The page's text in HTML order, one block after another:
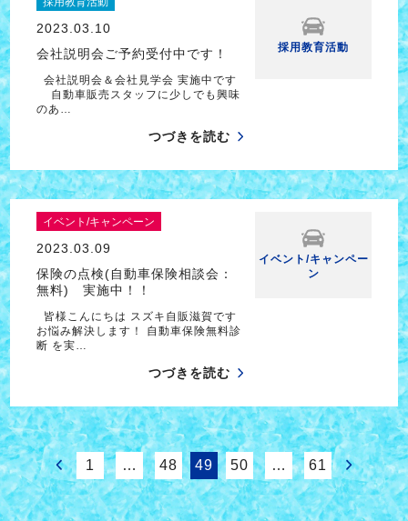
2023.03.10
会社説明会ご予約受付中です！
会社説明会＆会社見学会 実施中です
自動車販売スタッフに少しでも興味
のあ…
つづきを読む
採用教育活動
イベント/キャンペーン
2023.03.09
保険の点検(自動車保険相談会：
無料) 実施中！！
皆様こんにちは スズキ自販滋賀です
お悩み解決します！ 自動車保険無料診
断 を実…
つづきを読む
イベント/キャンペー
ン
1 … 48 49 50 … 61